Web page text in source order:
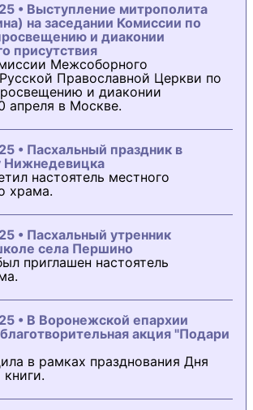
• Выступление митрополита
на заседании Комиссии по
и диаконии
присутствия
Межсоборного
Православной Церкви по
и диаконии
апреля в Москве.
• Пасхальный праздник в
Нижнедевицка
настоятель местного
храма.
• Пасхальный утренник
села Першино
приглашен настоятель
• В Воронежской епархии
акция "Подари
в рамках празднования Дня